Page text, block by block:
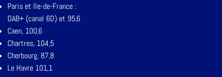
Paris et Ile-de-France :
DAB+ (canal 6D) et 95,6
Caen, 100,6
Chartres, 104,5
Cherbourg, 87,8
Le Havre 101,1